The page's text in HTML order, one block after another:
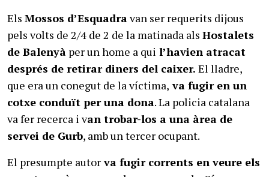
Els Mossos d’Esquadra van ser requerits dijous
pels volts de 2/4 de 2 de la matinada als Hostalets
de Balenyà per un home a qui l’havien atracat
després de retirar diners del caixer. El lladre,
que era un conegut de la víctima, va fugir en un
cotxe conduït per una dona. La policia catalana
va fer recerca i van trobar-los a una àrea de
servei de Gurb, amb un tercer ocupant.
El presumpte autorva fugir corrents en veure els